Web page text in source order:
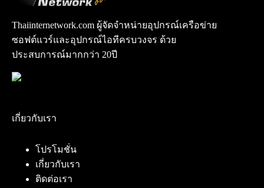
Thaiinternetwork.com ผู้จัดจำหน่ายอุปกรณ์เครือข่าย
ซอฟต์แวร์และอุปกรณ์ไอทีครบวงจร ด้วย
ประสบการณ์มากกว่า 20ปี
เกี่ยวกับเรา
โปรโมชั่น
เกี่ยวกับเรา
ติดต่อเรา